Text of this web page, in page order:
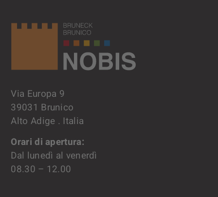
Via Europa 9
39031 Brunico
Alto Adige . Italia
Orari di apertura:
Dal lunedì al venerdì
08.30 – 12.00